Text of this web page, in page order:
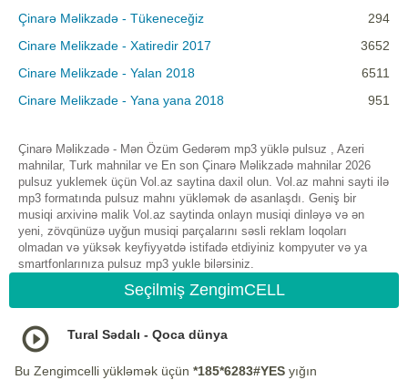
Çinarə Məlikzadə - Tükeneceğiz
294
Cinare Melikzade - Xatiredir 2017
3652
Cinare Melikzade - Yalan 2018
6511
Cinare Melikzade - Yana yana 2018
951
Çinarə Məlikzadə - Mən Özüm Gedərəm mp3 yüklə pulsuz , Azeri
mahnilar, Turk mahnilar ve En son Çinarə Məlikzadə mahnilar 2026
pulsuz yuklemek üçün Vol.az saytina daxil olun. Vol.az mahni sayti ilə
mp3 formatında pulsuz mahnı yükləmək də asanlaşdı. Geniş bir
musiqi arxivinə malik Vol.az saytinda onlayn musiqi dinləyə və ən
yeni, zövqünüzə uyğun musiqi parçalarını səsli reklam loqoları
olmadan və yüksək keyfiyyətdə istifadə etdiyiniz kompyuter və ya
smartfonlarınıza pulsuz mp3 yukle bilərsiniz.
Seçilmiş ZengimCELL
Tural Sədalı - Qoca dünya
Bu Zengimcelli yükləmək üçün *185*6283#YES yığın